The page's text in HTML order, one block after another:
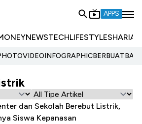
APPS
NEWSTECHLIFESTYLESHARIA
VIDEOINFOGRAPHIC
dan Sekolah Berebut Listrik,
Siswa Kepanasan